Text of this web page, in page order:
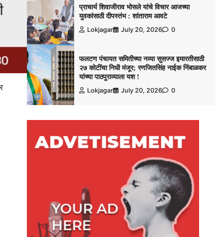
प्राचार्य शिवाजीराव भोसले यांचे विचार आजच्या
युवकांसाठी दीपस्तंभ : शांताराम आवटे
Lokjagar July 20, 2026 0
फलटण पंचायत समितीच्या नव्या सुसज्ज इमारतीसाठी
२७ कोटींचा निधी मंजूर; रणजितसिंह नाईक निंबाळकर
यांच्या पाठपुराव्याला यश !
Lokjagar July 20, 2026 0